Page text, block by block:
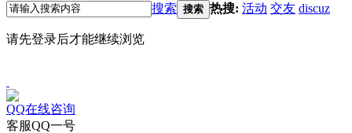
搜索 搜索 热搜: 活动 交友 discuz
请先登录后才能继续浏览
QQ在线咨询
客服QQ一号